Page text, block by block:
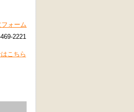
フォーム
2221
こちら